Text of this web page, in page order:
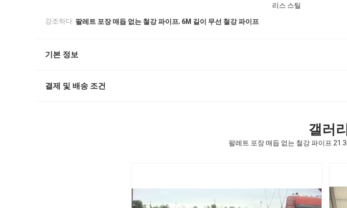
리스 스틸
강조하다: 팔레트 포장 매듭 없는 철강 파이프, 6M 길이 무선 철강 파이프
기본 정보
결제 및 배송 조건
갤러
팔레트 포장 매듭 없는 철강 파이프